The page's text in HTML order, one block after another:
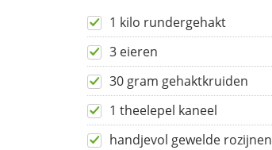
1 kilo rundergehakt
3 eieren
30 gram gehaktkruiden
1 theelepel kaneel
handjevol gewelde rozijnen